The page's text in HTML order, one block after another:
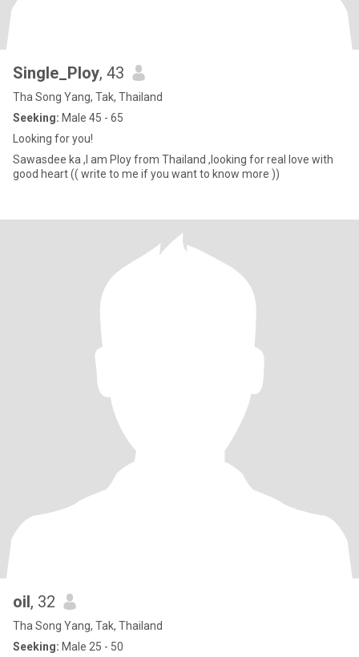
Single_Ploy, 43
Tha Song Yang, Tak, Thailand
Seeking: Male 45 - 65
Looking for you!
Sawasdee ka ,I am Ploy from Thailand ,looking for real love with
good heart (( write to me if you want to know more ))
oil, 32
Tha Song Yang, Tak, Thailand
Seeking: Male 25 - 50